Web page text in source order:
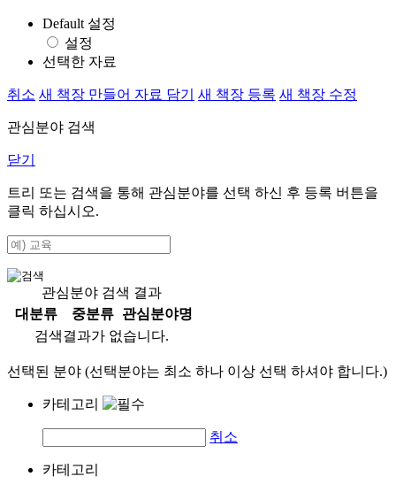
Default 설정
설정
선택한 자료
취소 새 책장 만들어 자료 담기 새 책장 등록 새 책장 수정
관심분야 검색
닫기
트리 또는 검색을 통해 관심분야를 선택 하신 후 등록 버튼을
클릭 하십시오.
관심분야 검색 결과
대분류
중분류
관심분야명
검색결과가 없습니다.
선택된 분야 (선택분야는 최소 하나 이상 선택 하셔야 합니다.)
카테고리
취소
카테고리